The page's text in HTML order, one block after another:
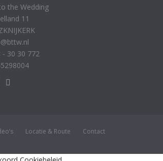
the Wedding
11
- 30 30 772
Locatie & Route Contact